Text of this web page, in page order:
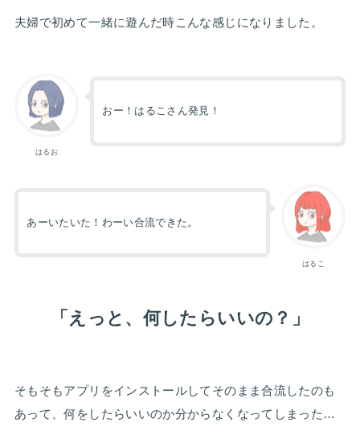
夫婦で初めて一緒に遊んだ時こんな感じになりました。
はるお
おー！はるこさん発見！
はるこ
あーいたいた！わーい合流できた。
「えっと、何したらいいの？」
そもそもアプリをインストールしてそのまま合流したのも
あって、何をしたらいいのか分からなくなってしまった…